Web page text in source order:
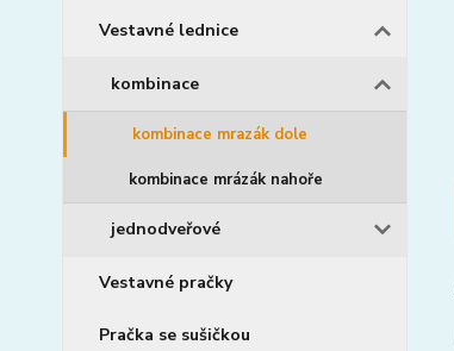
Vestavné lednice
kombinace
kombinace mrazák dole
kombinace mrázák nahoře
jednodveřové
Vestavné pračky
Pračka se sušičkou